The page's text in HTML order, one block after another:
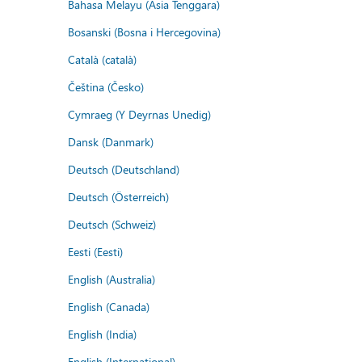
Bahasa Melayu (Asia Tenggara)
Bosanski (Bosna i Hercegovina)
Català (català)
Čeština (Česko)
Cymraeg (Y Deyrnas Unedig)
Dansk (Danmark)
Deutsch (Deutschland)
Deutsch (Österreich)
Deutsch (Schweiz)
Eesti (Eesti)
English (Australia)
English (Canada)
English (India)